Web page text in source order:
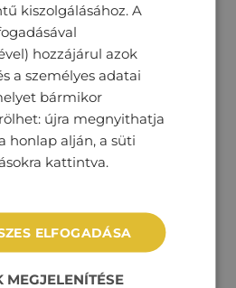
kiszolgálásához. A
hozzájárul azok
a személyes adatai
bármikor
újra megnyithatja
honlap alján, a süti
kattintva.
ELFOGADÁSA
MEGJELENÍTÉSE